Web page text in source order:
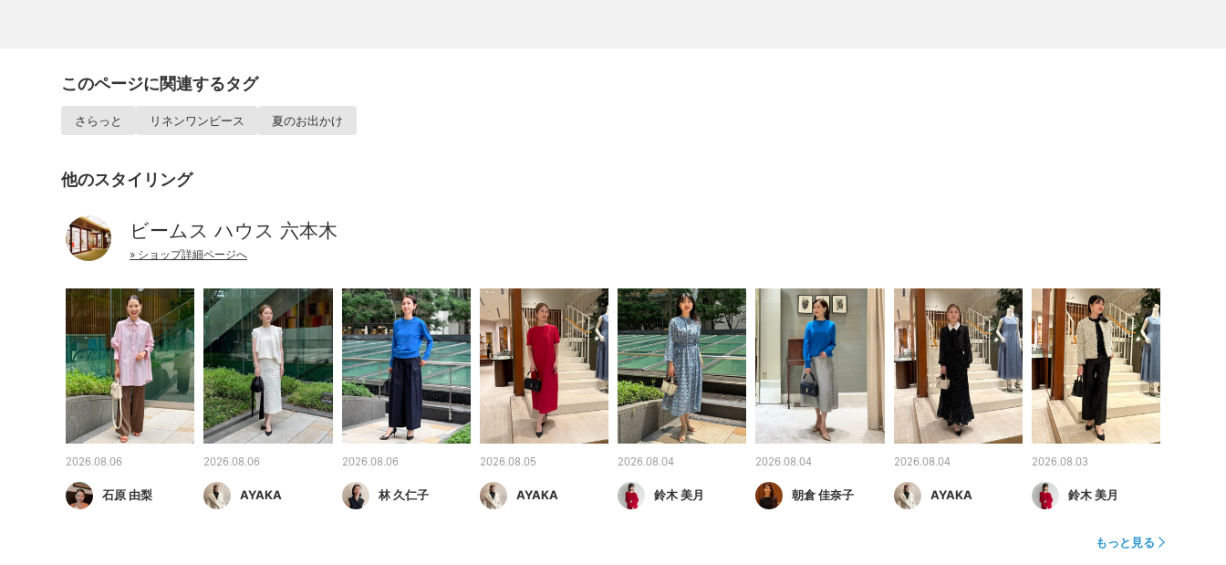
このページに関連するタグ
さらっと リネンワンピース 夏のお出かけ
他のスタイリング
ビームス ハウス 六本木
» ショップ詳細ページへ
2026.08.06
石原 由梨
2026.08.06
AYAKA
2026.08.06
林 久仁子
2026.08.05
AYAKA
2026.08.04
鈴木 美月
2026.08.04
朝倉 佳奈子
2026.08.04
AYAKA
2026.08.03
鈴木 美月
もっと見る